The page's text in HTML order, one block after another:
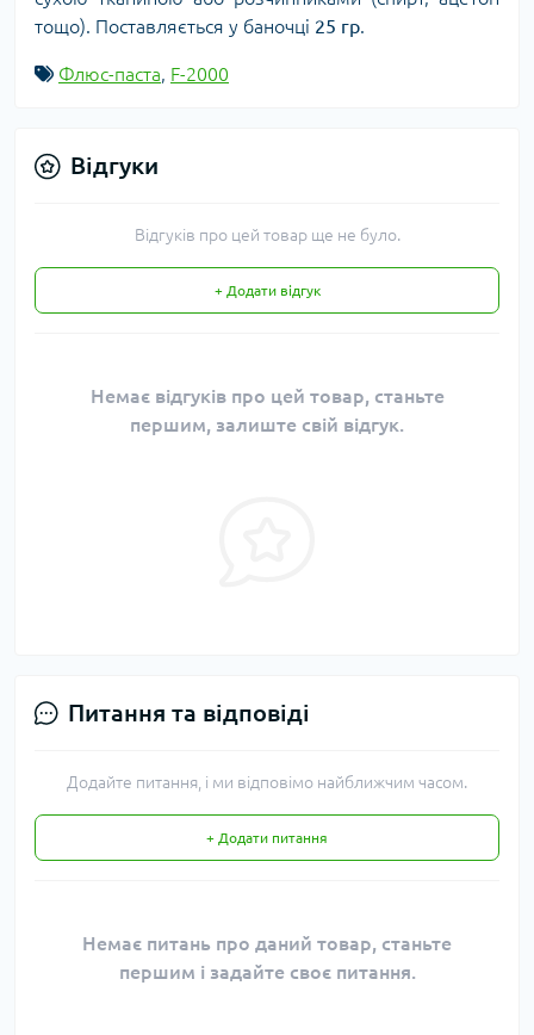
тощо). Поставляється у баночці 25 гр.
Флюс-паста, F-2000
Відгуки
Відгуків про цей товар ще не було.
+ Додати відгук
Немає відгуків про цей товар, станьте
першим, залиште свій відгук.
Питання та відповіді
Додайте питання, і ми відповімо найближчим часом.
+ Додати питання
Немає питань про даний товар, станьте
першим і задайте своє питання.